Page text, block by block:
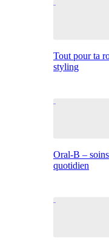
Tout pour ta
styling
Oral-B –
quotidien